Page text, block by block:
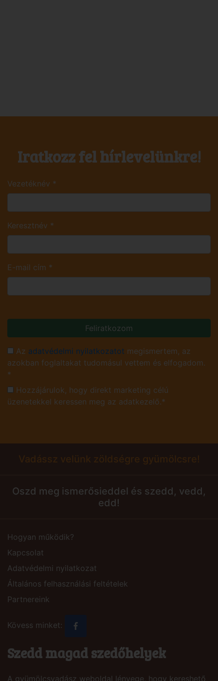
Iratkozz fel hírlevelünkre!
Vezetéknév *
Keresztnév *
E-mail cím *
Feliratkozom
Az adatvédelmi nyilatkozatot megismertem, az
azokban foglaltakat tudomásul vettem és elfogadom.
*
Hozzájárulok, hogy direkt marketing célú
üzenetekkel keressen meg az adatkezelő.*
Vadássz velünk zöldségre gyümölcsre!
Oszd meg ismerősieddel és szedd, vedd,
edd!
Hogyan működik?
Kapcsolat
Adatvédelmi nyilatkozat
Általános felhasználási feltételek
Partnereink
Kövess minket:
Szedd magad szedőhelyek
A gyümölcsvadász weboldal lényege, hogy kereshető